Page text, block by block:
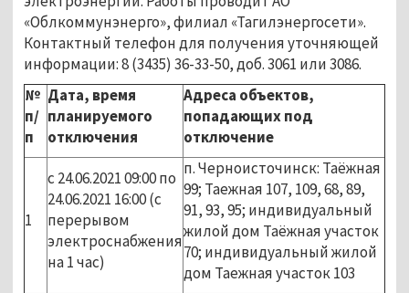
«Облкоммунэнерго», филиал «Тагилэнергосети».
Контактный телефон для получения уточняющей
информации: 8 (3435) 36-33-50, доб. 3061 или 3086.
№
п/
п
Дата, время
планируемого
отключения
Адреса объектов,
попадающих под
отключение
1
с 24.06.2021 09:00 по
24.06.2021 16:00 (с
перерывом
электроснабжения
на 1 час)
п. Черноисточинск: Таёжная
99; Таежная 107, 109, 68, 89,
91, 93, 95; индивидуальный
жилой дом Таёжная участок
70; индивидуальный жилой
дом Таежная участок 103